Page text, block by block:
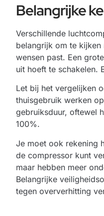
Belangrijke
Verschillende
belangrijk om te
wensen past. Een
uit hoeft te schakelen.
Let bij het vergelijken
thuisgebruik werken
gebruiksduur, oftewel
100%.
Je moet ook rekening
de compressor kunt
maar hebben meer
Belangrijke
tegen oververhitting